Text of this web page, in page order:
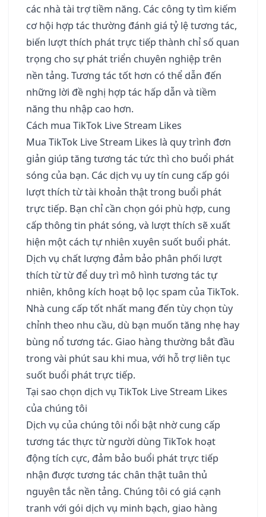
các nhà tài trợ tiềm năng. Các công ty tìm kiếm
cơ hội hợp tác thường đánh giá tỷ lệ tương tác,
biến lượt thích phát trực tiếp thành chỉ số quan
trọng cho sự phát triển chuyên nghiệp trên
nền tảng. Tương tác tốt hơn có thể dẫn đến
những lời đề nghị hợp tác hấp dẫn và tiềm
năng thu nhập cao hơn.
Cách mua TikTok Live Stream Likes
Mua TikTok Live Stream Likes là quy trình đơn
giản giúp tăng tương tác tức thì cho buổi phát
sóng của bạn. Các dịch vụ uy tín cung cấp gói
lượt thích từ tài khoản thật trong buổi phát
trực tiếp. Bạn chỉ cần chọn gói phù hợp, cung
cấp thông tin phát sóng, và lượt thích sẽ xuất
hiện một cách tự nhiên xuyên suốt buổi phát.
Dịch vụ chất lượng đảm bảo phân phối lượt
thích từ từ để duy trì mô hình tương tác tự
nhiên, không kích hoạt bộ lọc spam của TikTok.
Nhà cung cấp tốt nhất mang đến tùy chọn tùy
chỉnh theo nhu cầu, dù bạn muốn tăng nhẹ hay
bùng nổ tương tác. Giao hàng thường bắt đầu
trong vài phút sau khi mua, với hỗ trợ liên tục
suốt buổi phát trực tiếp.
Tại sao chọn dịch vụ TikTok Live Stream Likes
của chúng tôi
Dịch vụ của chúng tôi nổi bật nhờ cung cấp
tương tác thực từ người dùng TikTok hoạt
động tích cực, đảm bảo buổi phát trực tiếp
nhận được tương tác chân thật tuân thủ
nguyên tắc nền tảng. Chúng tôi có giá cạnh
tranh với gói dịch vụ minh bạch, giao hàng